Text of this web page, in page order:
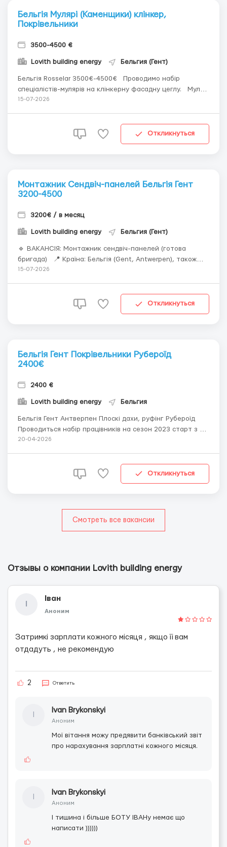
Бельгія Мулярі (Каменщики) клінкер,
Покрівельники
3500-4500 €
Lovith building energy Бельгия (Гент)
Бельгія Rosselar 3500€-4500€ Проводимо набір
спеціалістів-мулярів на клінкерну фасадну цеглу. Мулярі
клінкер від 17€ на старт Від 40€ м² Покрівельники дахи з
15-07-2026
Откликнуться
Монтажник Сендвіч-панелей Бельгія Гент
3200-4500
3200€ / в месяц
Lovith building energy Бельгия (Гент)
🔹 ВАКАНСІЯ: Монтажник сендвіч-панелей (готова
бригада) 📍 Країна: Бельгія (Gent, Antwerpen), також
можливі відрядження до Нідерландів, Німеччини та
15-07-2026
Откликнуться
Бельгія Гент Покрівельники Рубероїд
2400€
2400 €
Lovith building energy Бельгия
Бельгія Гент Антверпен Плоскі дахи, руфінг Рубероїд
Проводиться набір працівників на сезон 2023 старт з 9
січня. Оформляємо документи від зараз Бельгія Гент
20-04-2026
Откликнуться
Смотреть все вакансии
Отзывы о компании Lovith building energy
Іван
Аноним
Затримкі зарплати кожного місяця , якщо її вам
отдадуть , не рекомендую
2 Ответить
Ivan Brykonskyi
Аноним
Мої вітання можу предявити банківський звіт
про нарахування зарплатні кожного місяця.
Ivan Brykonskyi
Аноним
І тишина і більше БОТУ ІВАНу немає що
написати ))))))